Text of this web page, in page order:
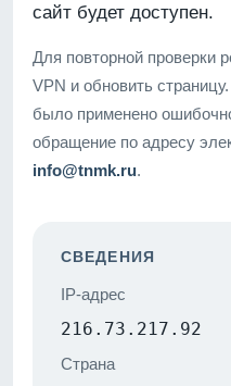
сайт будет доступен.
Для повторной проверки
VPN и обновить
было применено
обращение по адресу
info@tnmk.ru.
СВЕДЕНИЯ
IP-адрес
216.73.217.92
Страна